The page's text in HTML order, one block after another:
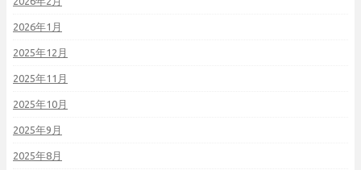
2026年1月
2025年12月
2025年11月
2025年10月
2025年9月
2025年8月